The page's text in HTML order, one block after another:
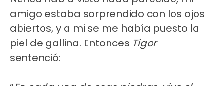
amigo estaba sorprendido con los ojos
abiertos, y a mi se me había puesto la
piel de gallina. Entonces Tigor
sentenció: